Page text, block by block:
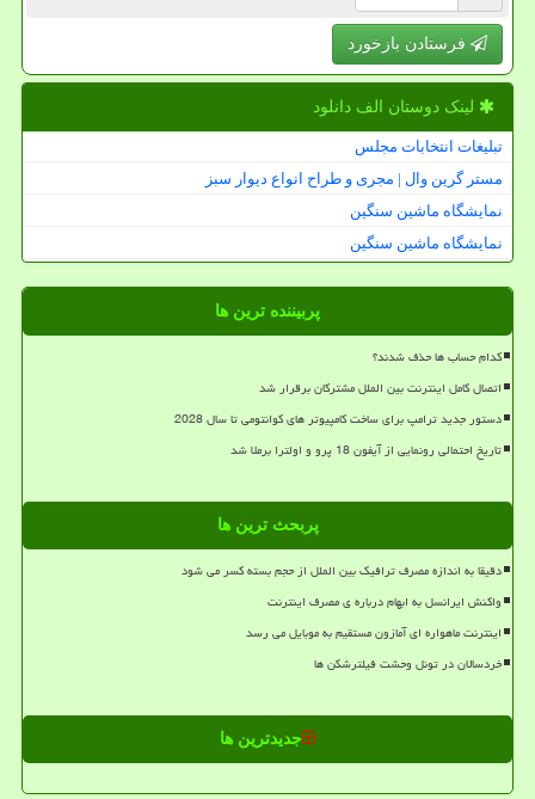
فرستادن بازخورد
لینک دوستان الف دانلود
تبلیغات انتخابات مجلس
مستر گرین وال | مجری و طراح انواع دیوار سبز
نمایشگاه ماشین سنگین
نمایشگاه ماشین سنگین
پربیننده ترین ها
کدام حساب ها حذف شدند؟
اتصال کامل اینترنت بین الملل مشترکان برقرار شد
دستور جدید ترامپ برای ساخت کامپیوتر های کوانتومی تا سال 2028
تاریخ احتمالی رونمایی از آیفون 18 پرو و اولترا برملا شد
پربحث ترین ها
دقیقا به اندازه مصرف ترافیک بین الملل از حجم بسته کسر می شود
واکنش ایرانسل به ابهام درباره ی مصرف اینترنت
اینترنت ماهواره ای آمازون مستقیم به موبایل می رسد
خردسالان در تونل وحشت فیلترشکن ها
جدیدترین ها